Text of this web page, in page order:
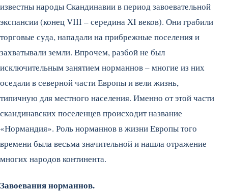
известны народы Скандинавии в период завоевательной
экспансии (конец VIII – середина XI веков). Они грабили
торговые суда, нападали на прибрежные поселения и
захватывали земли. Впрочем, разбой не был
исключительным занятием норманнов – многие из них
оседали в северной части Европы и вели жизнь,
типичную для местного населения. Именно от этой части
скандинавских поселенцев происходит название
«Нормандия». Роль норманнов в жизни Европы того
времени была весьма значительной и нашла отражение
многих народов континента.
Завоевания норманнов.